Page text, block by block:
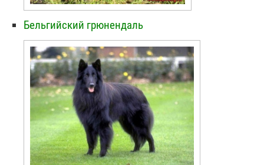
Бельгийский грюнендаль